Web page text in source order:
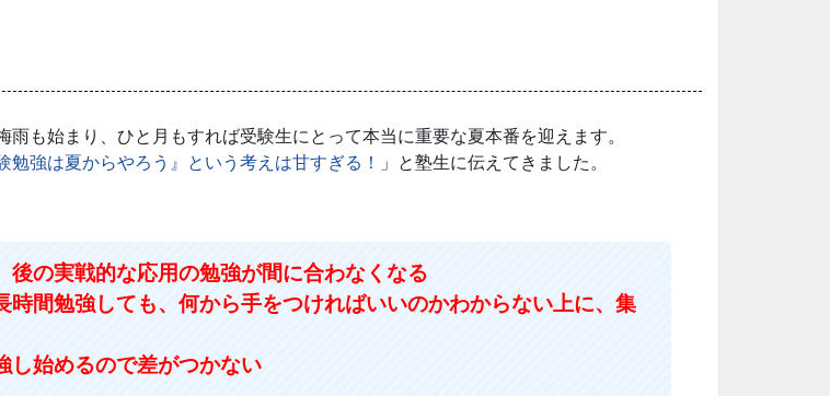
も始まり、ひと月もすれば受験生にとって本当に重要な夏本番を迎えます。
強は夏からやろう』という考えは甘すぎる！ 」と塾生に伝えてきました。
後の実戦的な応用の勉強が間に合わなくなる
間勉強しても、何から手をつければいいのかわからない上に、集
し始めるので差がつかない